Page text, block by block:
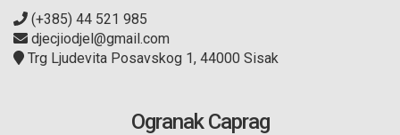
(+385) 44 521 985
djecjiodjel@gmail.com
Trg Ljudevita Posavskog 1, 44000 Sisak
Ogranak Caprag